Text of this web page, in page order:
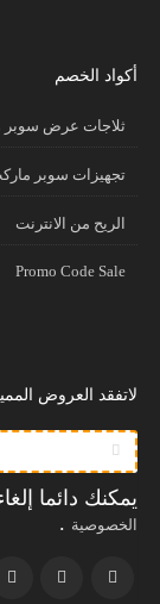
أكواد الخصم
ثلاجات عرض سوبر
تجهيزات سوبر
الريح من الانترنت
Promo Code Sale
لاتفقد العروض
يمكنك دائما
الخصوصية .